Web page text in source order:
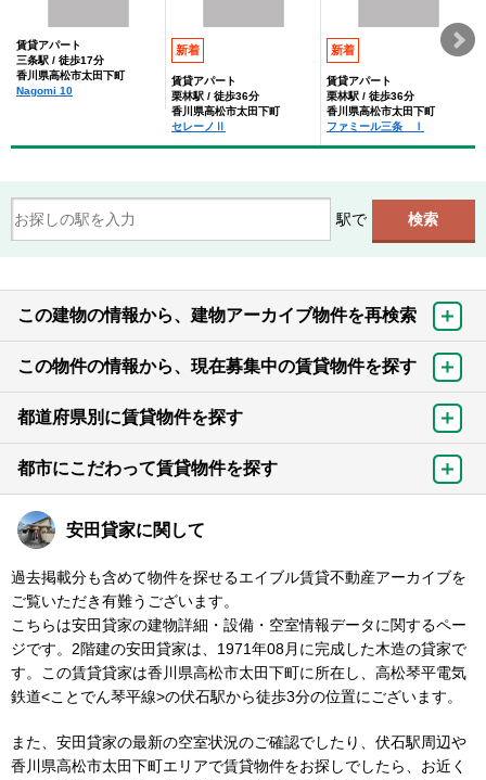
賃貸アパート
三条駅 / 徒歩17分
香川県高松市太田下町
Nagomi 10
新着
賃貸アパート
栗林駅 / 徒歩36分
香川県高松市太田下町
セレーノⅡ
新着
賃貸アパート
栗林駅 / 徒歩36分
香川県高松市太田下町
ファミール三条 Ⅰ
駅で
この建物の情報から、建物アーカイブ物件を再検索
この物件の情報から、現在募集中の賃貸物件を探す
都道府県別に賃貸物件を探す
都市にこだわって賃貸物件を探す
安田貸家に関して
過去掲載分も含めて物件を探せるエイブル賃貸不動産アーカイブを
ご覧いただき有難うございます。
こちらは安田貸家の建物詳細・設備・空室情報データに関するペー
ジです。2階建の安田貸家は、1971年08月に完成した木造の貸家で
す。この賃貸貸家は香川県高松市太田下町に所在し、高松琴平電気
鉄道<ことでん琴平線>の伏石駅から徒歩3分の位置にございます。
また、安田貸家の最新の空室状況のご確認でしたり、伏石駅周辺や
香川県高松市太田下町エリアで賃貸物件をお探しでしたら、お近く